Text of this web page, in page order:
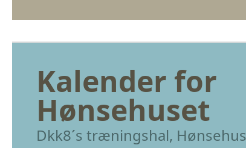
Kalender for
Hønsehuset
Dkk8´s træningshal,